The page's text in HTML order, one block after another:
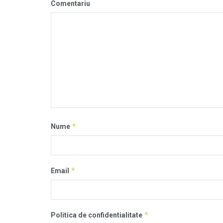
Comentariu
Nume *
Email *
Politica de confidentialitate *